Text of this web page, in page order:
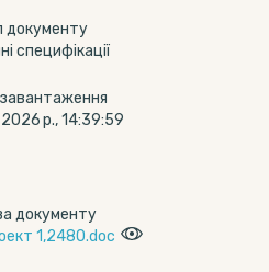
документу
специфікації
р., 14:39:59
документу
1,2480.doc